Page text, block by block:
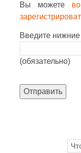
Вы можете
Введите
(обязательно)
Отправить